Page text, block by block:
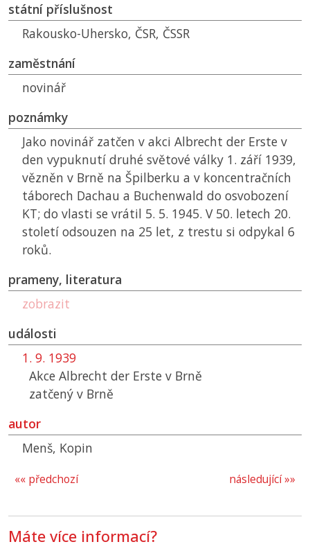
státní příslušnost
Rakousko-Uhersko, ČSR, ČSSR
zaměstnání
novinář
poznámky
Jako novinář zatčen v akci Albrecht der Erste v
den vypuknutí druhé světové války 1. září 1939,
vězněn v Brně na Špilberku a v koncentračních
táborech Dachau a Buchenwald do osvobození
KT; do vlasti se vrátil 5. 5. 1945. V 50. letech 20.
století odsouzen na 25 let, z trestu si odpykal 6
roků.
prameny, literatura
zobrazit
události
1. 9. 1939
Akce Albrecht der Erste v Brně
zatčený v Brně
autor
Menš, Kopin
následující »»
«« předchozí
Máte více informací?